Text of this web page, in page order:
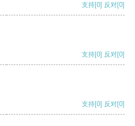
支持[0] 反对[0]
支持[0] 反对[0]
支持[0] 反对[0]